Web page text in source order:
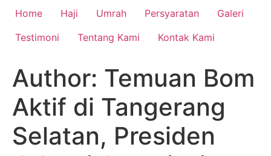
Home Haji Umrah Persyaratan
Galeri
Testimoni
Tentang Kami Kontak Kami
Author: Temuan Bom
Aktif di Tangerang
Selatan, Presiden